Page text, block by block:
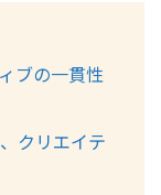
ブの一貫性
クリエイテ